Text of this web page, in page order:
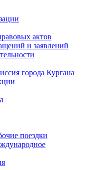
актов
и заявлений
города Кургана
поездки